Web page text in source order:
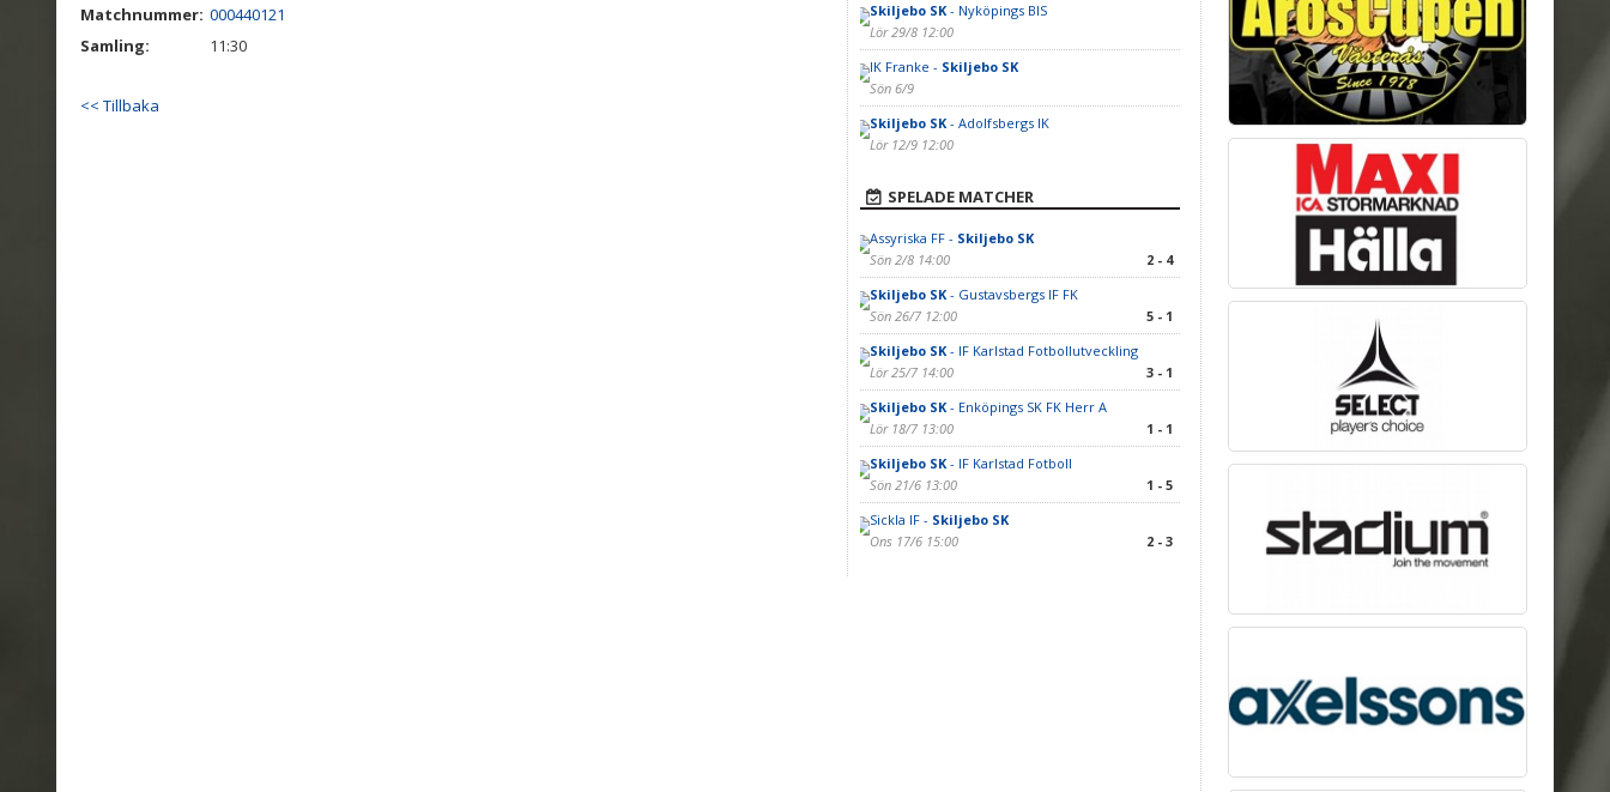
Matchnummer: 000440121
Samling:
11:30
<< Tillbaka
Skiljebo SK- Nyköpings BIS
Lör 29/8 12:00
IK Franke - Skiljebo SK
Sön 6/9
Skiljebo SK- Adolfsbergs IK
Lör 12/9 12:00
SPELADE MATCHER
Assyriska FF - Skiljebo SK
Sön 2/8 14:00
2 - 4
Skiljebo SK- Gustavsbergs IF FK
Sön 26/7 12:00
5 - 1
Skiljebo SK- IF Karlstad Fotbollutveckling
Lör 25/7 14:00
3 - 1
Skiljebo SK- Enköpings SK FK Herr A
Lör 18/7 13:00
1 - 1
Skiljebo SK- IF Karlstad Fotboll
Sön 21/6 13:00
1 - 5
Sickla IF - Skiljebo SK
Ons 17/6 15:00
2 - 3